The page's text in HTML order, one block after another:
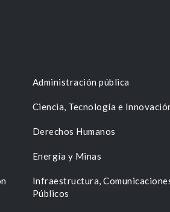
Administración pública
Ciencia, Tecnología e
Derechos Humanos
Energía y Minas
Infraestructura,
Públicos